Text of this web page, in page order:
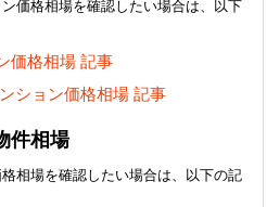
価格相場を確認したい場合は、以下
価格相場 記事
ション価格相場 記事
件相場
相場を確認したい場合は、以下の記